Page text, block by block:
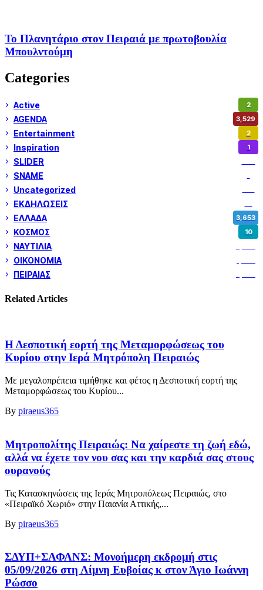
Το Πλανητάριο στον Πειραιά με πρωτοβουλία
Μπουλντούμη
Categories
Active 2
AGENDA 3,529
Entertainment 2
Inspiration 1
SLIDER
SNAME
Uncategorized
ΕΚΔΗΛΩΣΕΙΣ
ΕΛΛΑΔΑ 3,653
ΚΟΣΜΟΣ 10
ΝΑΥΤΙΛΙΑ
ΟΙΚΟΝΟΜΙΑ
ΠΕΙΡΑΙΑΣ
Related Articles
Η Δεσποτική εορτή της Μεταμορφώσεως του
Κυρίου στην Ιερά Μητρόπολη Πειραιώς
Με μεγαλοπρέπεια τιμήθηκε και φέτος η Δεσποτική εορτή της
Μεταμορφώσεως του Κυρίου...
By piraeus365
Μητροπολίτης Πειραιώς: Να χαίρεστε τη ζωή εδώ,
αλλά να έχετε τον νου σας και την καρδιά σας στους
ουρανούς
Τις Κατασκηνώσεις της Ιεράς Μητροπόλεως Πειραιώς, στο
«Πειραϊκό Χωριό» στην Παιανία Αττικής,...
By piraeus365
ΣΔΥΠ+ΣΑΦΑΝΣ: Μονοήμερη εκδρομή στις
05/09/2026 στη Λίμνη Ευβοίας κ στον Άγιο Ιωάννη
Ρώσσο